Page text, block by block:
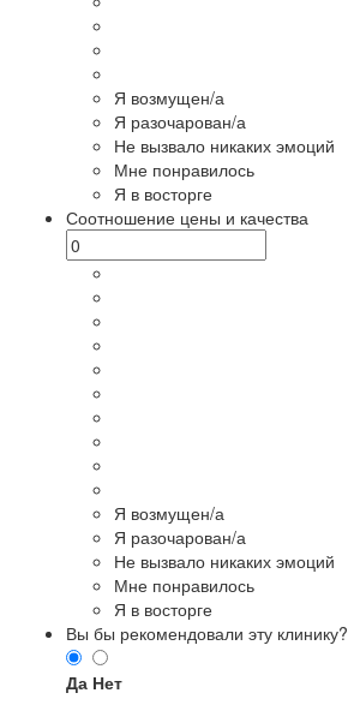
Я возмущен/а
Я разочарован/а
Не вызвало никаких эмоций
Мне понравилось
Я в восторге
Соотношение цены и качества
Я возмущен/а
Я разочарован/а
Не вызвало никаких эмоций
Мне понравилось
Я в восторге
Вы бы рекомендовали эту клинику?
Да Нет